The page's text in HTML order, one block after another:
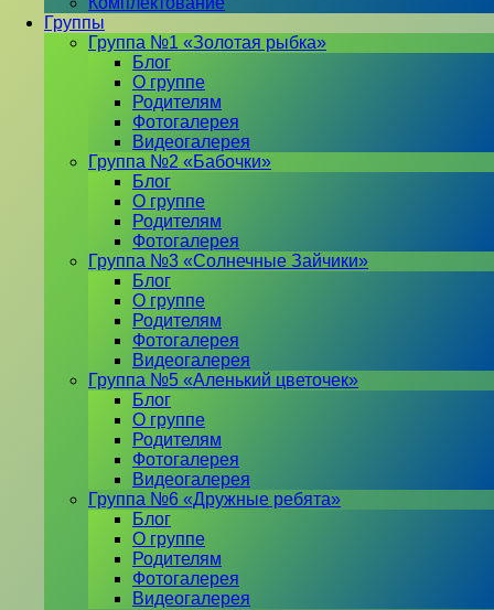
Группы
Группа №1 «Золотая рыбка»
Блог
О группе
Родителям
Фотогалерея
Видеогалерея
Группа №2 «Бабочки»
Блог
О группе
Родителям
Фотогалерея
Группа №3 «Солнечные Зайчики»
Блог
О группе
Родителям
Фотогалерея
Видеогалерея
Группа №5 «Аленький цветочек»
Блог
О группе
Родителям
Фотогалерея
Видеогалерея
Группа №6 «Дружные ребята»
Блог
О группе
Родителям
Фотогалерея
Видеогалерея